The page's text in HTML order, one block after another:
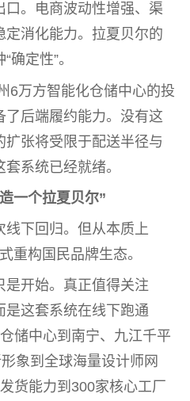
口。电商波动性增强、渠
定消化能力。拉夏贝尔的
确定性”。
6万方智能化仓储中心的投
后端履约能力。没有这
张将受限于配送半径与
系统已经就绪。
一个拉夏贝尔”
线下回归。但从本质上
重构国民品牌生态。
是开始。真正值得关注
是这套系统在线下跑通
储中心到南宁、九江千平
象到全球海量设计师网
货能力到300家核心工厂